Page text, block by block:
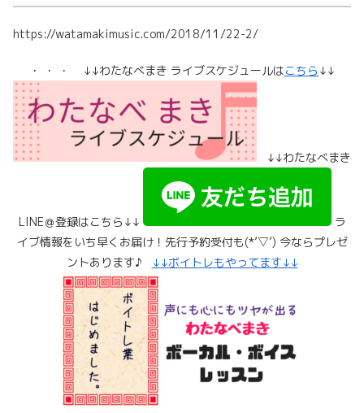
https://watamakimusic.com/2018/11/22-2/
・ ・ ・ ↓↓わたなべまき ライブスケジュールはこちら ↓↓
↓↓わたなべまき
LINE＠登録はこちら↓↓
ラ
イブ情報をいち早くお届け！先行予約受付も(*’▽’) 今ならプレゼ
ントあります♪
↓↓ボイトレもやってます↓↓